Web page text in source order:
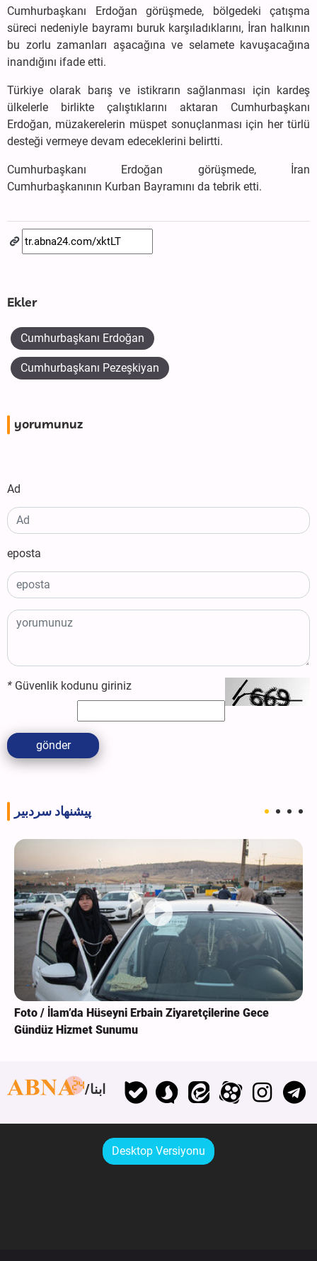
Cumhurbaşkanı Erdoğan görüşmede, bölgedeki çatışma
süreci nedeniyle bayramı buruk karşıladıklarını, İran halkının
bu zorlu zamanları aşacağına ve selamete kavuşacağına
inandığını ifade etti.
Türkiye olarak barış ve istikrarın sağlanması için kardeş
ülkelerle birlikte çalıştıklarını aktaran Cumhurbaşkanı
Erdoğan, müzakerelerin müspet sonuçlanması için her türlü
desteği vermeye devam edeceklerini belirtti.
Cumhurbaşkanı Erdoğan görüşmede, İran
Cumhurbaşkanının Kurban Bayramını da tebrik etti.
Ekler
Cumhurbaşkanı Erdoğan
Cumhurbaşkanı Pezeşkiyan
yorumunuz
Ad
eposta
* Güvenlik kodunu giriniz
gönder
پیشنهاد سردبیر
Foto / İlam’da Hüseyni Erbain Ziyaretçilerine Gece
Gündüz Hizmet Sunumu
ابنا
Desktop Versiyonu